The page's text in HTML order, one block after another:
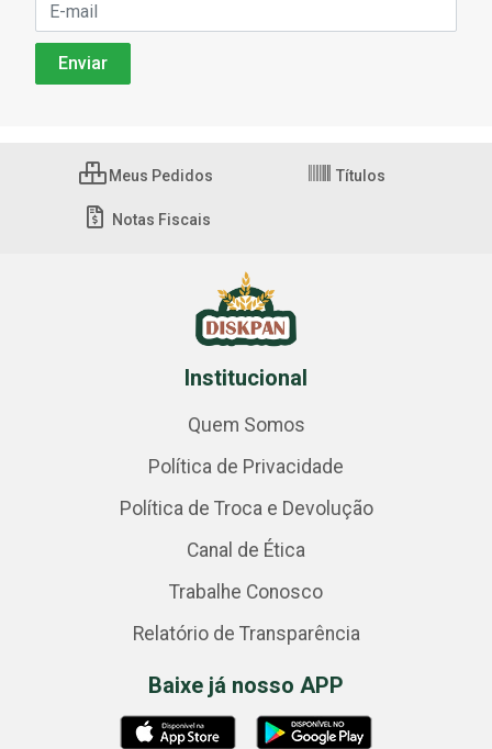
Meus Pedidos Títulos
Notas Fiscais
Institucional
Quem Somos
Política de Privacidade
Política de Troca e Devolução
Canal de Ética
Trabalhe Conosco
Relatório de Transparência
Baixe já nosso APP